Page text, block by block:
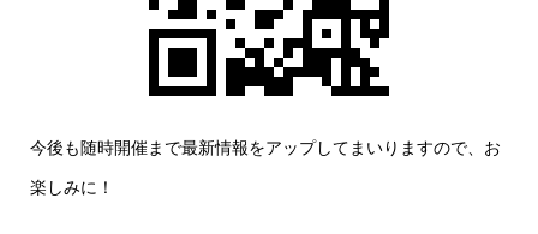
今後も随時開催まで最新情報をアップしてまいりますので、お
楽しみに！